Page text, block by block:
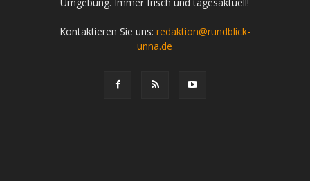
Kontaktieren Sie uns: redaktion@rundblick-
unna.de